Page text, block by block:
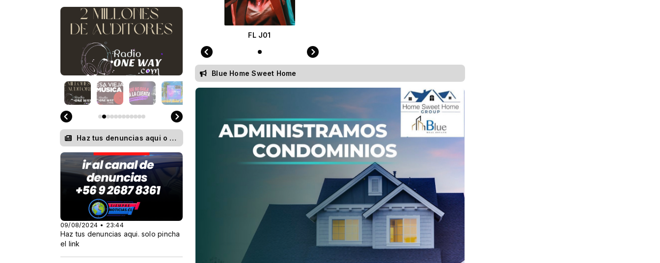
FL J01
Blue Home Sweet Home
Haz tus denuncias aqui o publica tu noticia, se nuestro caza noticias
09/08/2024 • 23:44
Haz tus denuncias aqui. solo pincha
el link